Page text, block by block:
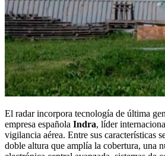
El radar incorpora tecnología de última
empresa española Indra, líder
vigilancia aérea. Entre sus características
doble altura que amplía la cobertura, una